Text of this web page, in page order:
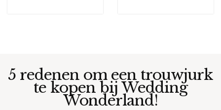
5 redenen om een trouwjurk
te kopen bij Wedding
Wonderland!